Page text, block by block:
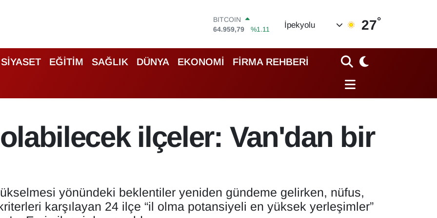
DOLAR
47,7436
%0.18
55,2510
%0.32
STERLİN
64,4811
%0.38
BİST100
64.959,79
İpekyolu 27°
SİYASET EĞİTİM SAĞLIK DÜNYA EKONOMİ FİRMA REHBERİ
ilçeler: Van'dan bir
yönündeki beklentiler yeniden gündeme gelirken, nüfus,
karşılayan 24 ilçe “il olma potansiyeli en yüksek yerleşimler”